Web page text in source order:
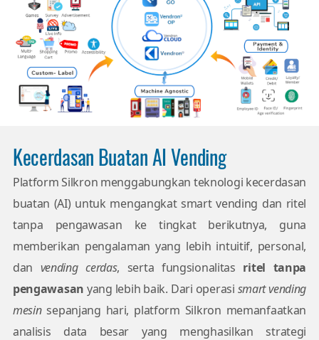
Kecerdasan Buatan AI Vending
Platform Silkron menggabungkan teknologi kecerdasan
buatan (AI) untuk mengangkat smart vending dan ritel
tanpa pengawasan ke tingkat berikutnya, guna
memberikan pengalaman yang lebih intuitif, personal,
dan vending cerdas, serta fungsionalitas ritel tanpa
pengawasan yang lebih baik. Dari operasi smart vending
mesinsepanjang hari, platform Silkron memanfaatkan
analisis data besar yang menghasilkan strategi